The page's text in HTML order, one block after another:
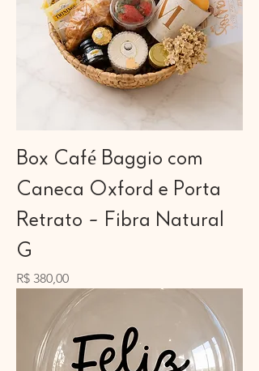
Box Café Baggio com
Caneca Oxford e Porta
Retrato - Fibra Natural
G
Preço
R$ 380,00